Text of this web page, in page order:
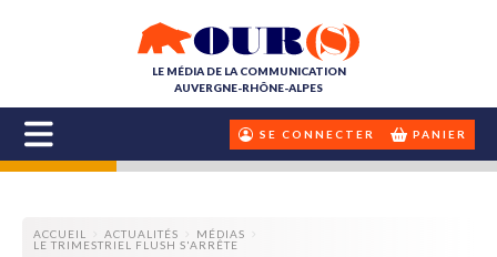
LE MÉDIA DE LA COMMUNICATION
AUVERGNE-RHÔNE-ALPES
SE CONNECTER PANIER
ACCUEIL ACTUALITÉS
MÉDIAS
LE TRIMESTRIEL FLUSH S'ARRÊTE